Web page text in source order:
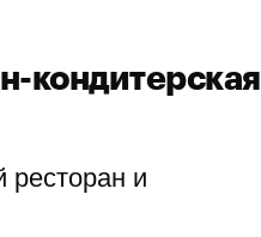
кондитерская
ресторан и